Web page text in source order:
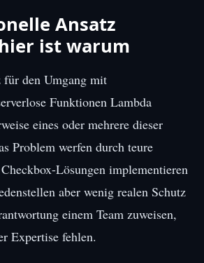
Ansatz
ist warum
für den Umgang mit
Funktionen Lambda
eines oder mehrere dieser
Problem werfen durch teure
Lösungen implementieren
aber wenig realen Schutz
einem Team zuweisen,
Expertise fehlen.